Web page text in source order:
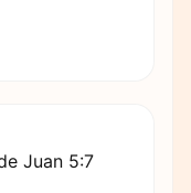
Juan 5:7